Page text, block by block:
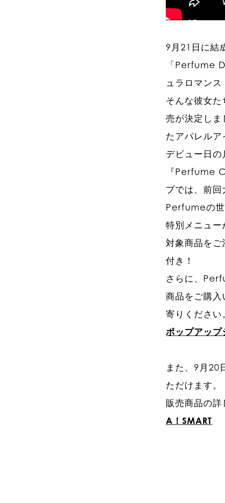
9月21日に結
「Perfume
ュラロマン
そんな彼女
売が決定し
たアパレル
デビュー日の
『Perfume
プでは、前回
Perfumeの世
特別メニュー
対象商品を
付き！
さらに、
商品をご購
寄りください
ポップアップ
また、9月20
ただけます。
販売商品の詳
A！SMART